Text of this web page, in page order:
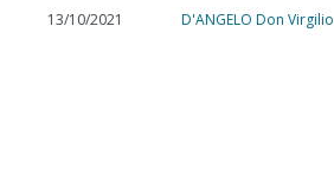
13/10/2021 D'ANGELO Don Virgilio